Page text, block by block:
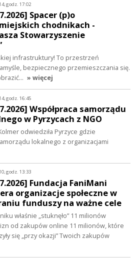
godz. 17:02
Spacer (p)o
chodnikach -
Stowarzyszenie
infrastruktury! To przestrzeń
bezpiecznego przemieszczania się.
» więcej
godz. 16:45
Współpraca samorządu
w Pyrzycach z NGO
odwiedziła Pyrzyce gdzie
lokalnego z organizacjami
godz. 13:33
Fundacja FaniMani
organizacje społeczne w
funduszy na ważne cele
właśnie „stuknęło” 11 milionów
od zakupów online 11 milionów, które
się „przy okazji” Twoich zakupów